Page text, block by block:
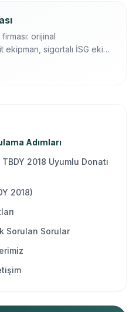
orijinal
sigortalı İSG ekip,
keşif. Karot delme,
Adımları
2018 Uyumlu Donatı
2018)
Sorulan Sorular